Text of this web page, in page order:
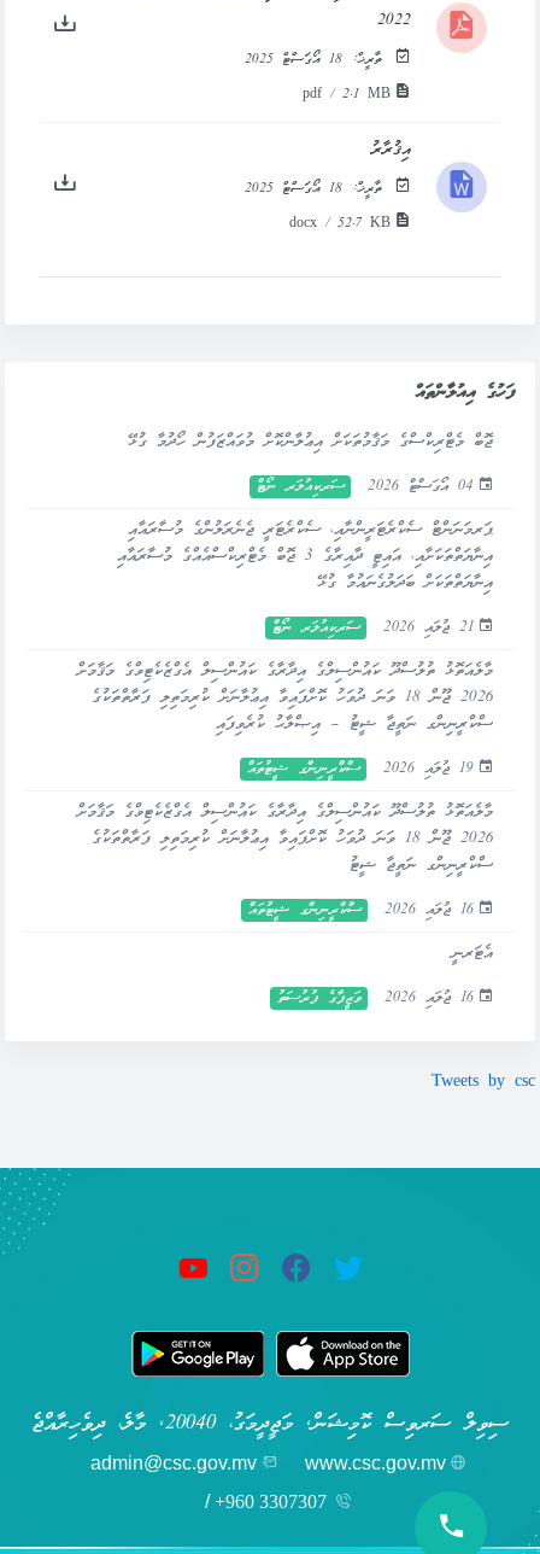
2022
ތާރީޚް:
18 އޯގަސްޓް 2025
pdf / 2.1 MB
އިޤުރާރު
ތާރީޚް:
18 އޯގަސްޓް 2025
docx / 52.7 KB
ފަހުގެ އިއުލާންތައް
ޖޮބް މެޓްރިކްސްގެ މަޤާމުތަކަށް އިޢުލާންކޮށް މުވައްޒަފުން ހޯދުމާ ގުޅޭ
04 އޯގަސްޓް 2026 ސަރކިއުލަރ ނޯޓް
ޕަރމަނަންޓް ސެކްރެޓަރީންނާއި، ސެކްރެޓަރީ ޖެނެރަލުންގެ މުސާރައާއި
އިނާޔަތްތަކަށާއި، އައިޓީ ދާއިރާގެ 3 ޖޮބް މެޓްރިކްސްއެއްގެ މުސާރައާއި
އިނާޔަތްތަކަށް ބަދަލުގެނައުމާ ގުޅޭ
21 ޖުލައި 2026 ސަރކިއުލަރ ނޯޓް
މާލެއަތޮޅު ތުލުސްދޫ ކައުންސިލްގެ އިދާރާގެ ކައުންސިލް އެގްޒެކެޓިވްގެ މަޤާމަށް
2026 ޖޫން 18 ވަނަ ދުވަހު ކޮށްފައިވާ އިޢުލާނަށް ކުރިމަތިލި ފަރާތްތަކުގެ
ސްކްރީނިންގ ނަތީޖާ ޝީޓު – އިޞްލާޙު ކުރެވިފައި
19 ޖުލައި 2026 ސްކްރީނިންގ ޝީޓުތައް
މާލެއަތޮޅު ތުލުސްދޫ ކައުންސިލްގެ އިދާރާގެ ކައުންސިލް އެގްޒެކެޓިވްގެ މަޤާމަށް
2026 ޖޫން 18 ވަނަ ދުވަހު ކޮށްފައިވާ އިޢުލާނަށް ކުރިމަތިލި ފަރާތްތަކުގެ
ސްކްރީނިންގ ނަތީޖާ ޝީޓު
16 ޖުލައި 2026 ސްކްރީނިންގ ޝީޓުތައް
އެޓަރނީ
16 ޖުލައި 2026 ވަޒީފާގެ ފުރުސަތު
Tweets by csc
ސިވިލް ސަރވިސް ކޮމިޝަން, މަޖީދީމަގު، 20040, މާލެ، ދިވެހިރާއްޖެ
www.csc.gov.mv
admin@csc.gov.mv
+960 3307307
/